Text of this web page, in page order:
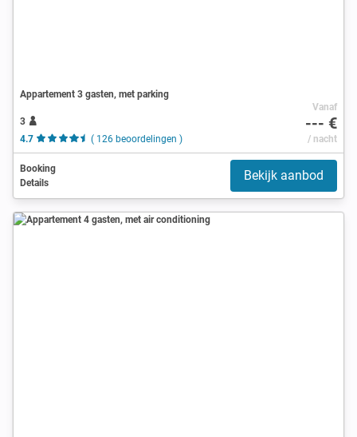
Appartement 3 gasten, met parking
3
4.7
( 126 beoordelingen )
Vanaf
--- €
/ nacht
Booking
Details
Bekijk aanbod